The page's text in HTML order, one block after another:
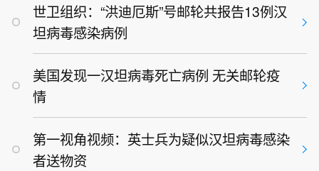
世卫组织：“洪迪厄斯”号邮轮共报告13例汉
坦病毒感染病例
美国发现一汉坦病毒死亡病例 无关邮轮疫
情
第一视角视频：英士兵为疑似汉坦病毒感染
者送物资